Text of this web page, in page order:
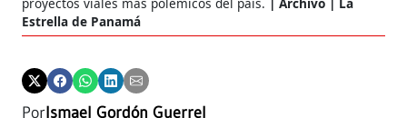
Estrella de Panamá
PorIsmael Gordón Guerrel